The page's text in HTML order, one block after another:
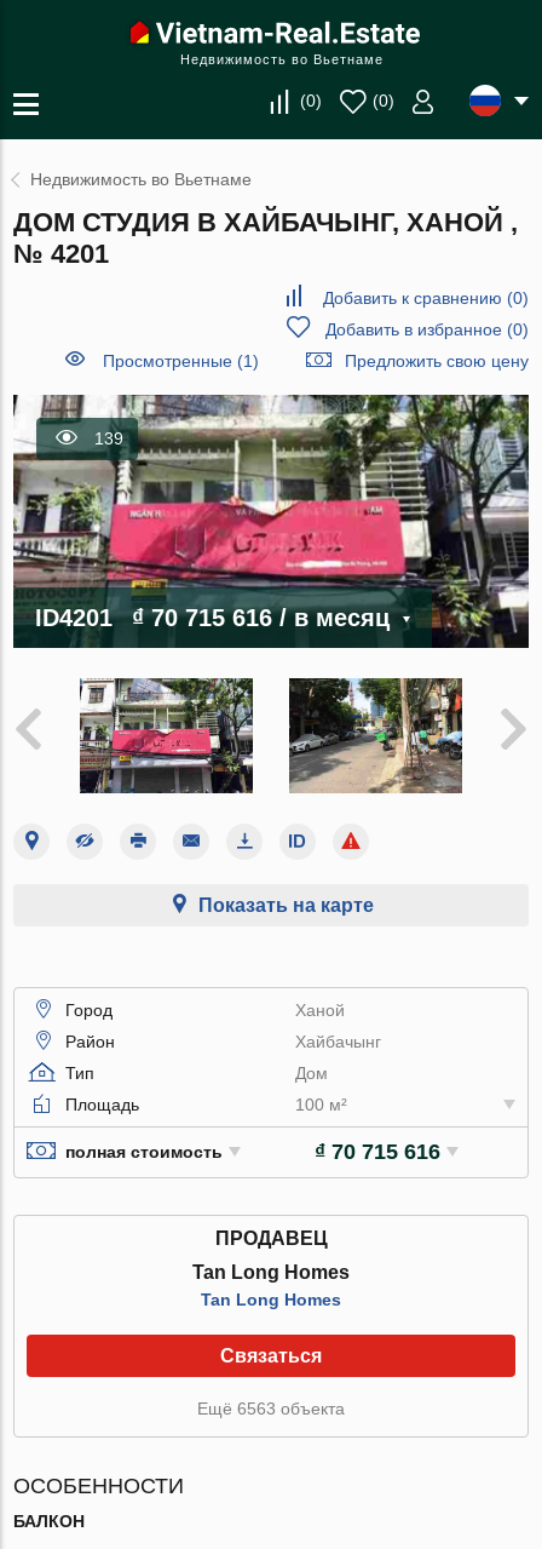
Недвижимость во Вьетнаме
(0) (0)
Недвижимость во Вьетнаме
ДОМ СТУДИЯ В ХАЙБАЧЫНГ, ХАНОЙ ,
№ 4201
Добавить к сравнению (0)
Добавить в избранное(0)
Просмотренные (1)
Предложить свою цену
139
ID4201 ₫ 70 715 616/ в месяц
Показать на карте
Город
Ханой
Район
Хайбачынг
Тип
Дом
Площадь
100 м²
полная стоимость ₫ 70 715 616
ПРОДАВЕЦ
Tan Long Homes
Tan Long Homes
Связаться
Ещё 6563 объекта
ОСОБЕННОСТИ
БАЛКОН